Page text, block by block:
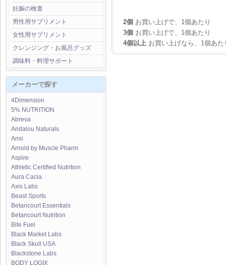
妊娠の検査
男性用サプリメント
女性用サプリメント
クレンジング・お風呂グッズ
調味料・料理サポート
メーカーで探す
4Dimension
5% NUTRITION
Abreva
Andalou Naturals
Ansi
Arnold by Muscle Pharm
Aspire
Athletic Certified Nutrition
Aura Cacia
Axis Labs
Beast Sports
Betancourt Essentials
Betancourt Nutrition
Bite Fuel
Black Market Labs
Black Skull USA
Blackstone Labs
BODY LOGIX
2個 お買い上げで、1個あたり
3個 お買い上げで、1個あたり
4個以上 お買い上げなら、1個あた